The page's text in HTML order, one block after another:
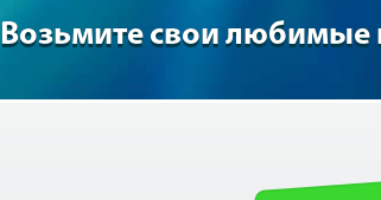
Возьмите свои любимые